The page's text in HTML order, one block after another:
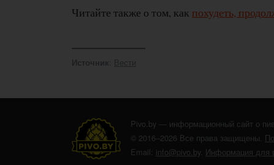
Читайте также о том, как похудеть,
Источник Вести
Pivo.by — информационный сайт о
© 2016–2026 Все права защищены.
Email: info@pivo.by. Информация для